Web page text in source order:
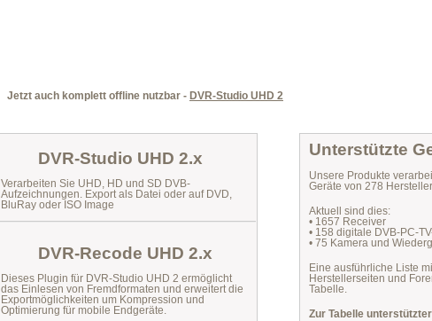
Jetzt auch komplett offline nutzbar - DVR-Studio UHD 2
DVR-Studio UHD 2.x
Verarbeiten Sie UHD, HD und SD DVB-
Aufzeichnungen. Export als Datei oder auf DVD,
BluRay oder ISO Image
DVR-Recode UHD 2.x
Dieses Plugin für DVR-Studio UHD 2 ermöglicht
das Einlesen von Fremdformaten und erweitert die
Exportmöglichkeiten um Kompression und
Optimierung für mobile Endgeräte.
Unterstützte
Unsere Produkte
Geräte von 278
Aktuell sind dies:
• 1657 Receiver
• 158 digitale DVB-PC-
• 75 Kamera und
Eine ausführliche Liste
Herstellerseiten und
Tabelle.
Zur Tabelle